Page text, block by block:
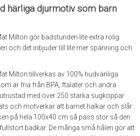
härliga djurmotiv som barn
Milton gör badstunden lite extra rolig.
och det inbjuder till lite mer spänning och
Milton tillverkas av 100% hudvänliga
är fria från BPA, ftalater och andra
med över 250 starka sugkoppar
och motverkar att barnet halkar och slår
på hela 100x40 cm så pass stor så den
badkar. De många små hålen gör att